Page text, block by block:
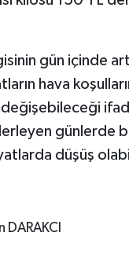
gün içinde
hava
günlerde
düşüş
DARAKCI